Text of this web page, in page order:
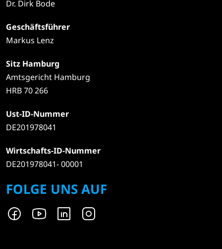
Dr. Dirk Bode
Geschäftsführer
Markus Lenz
Sitz Hamburg
Amtsgericht Hamburg
HRB 70 266
Ust-ID-Nummer
DE201978041
Wirtschafts-ID-Nummer
DE201978041- 00001
FOLGE UNS AUF